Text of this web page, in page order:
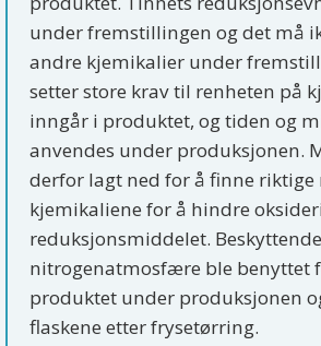
under fremstillingen og det må
andre kjemikalier under
setter store krav til renheten på
inngår i produktet, og tiden og
anvendes under produksjonen.
derfor lagt ned for å finne
kjemikaliene for å hindre
reduksjonsmiddelet. Beskyttende
nitrogenatmosfære ble benyttet
produktet under produksjonen
flaskene etter frysetørring.